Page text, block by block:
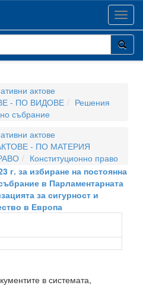
актове
- ПО ВИДОВЕ
Решения
събрание
актове
- ПО МАТЕРИЯ
Конституционно право
г. за избиране на постоянна
в Парламентарната
за сигурност и
в Европа
в системата,